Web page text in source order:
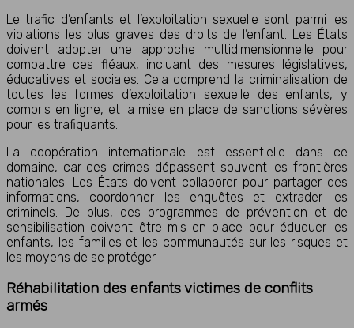
Le trafic d’enfants et l’exploitation sexuelle sont parmi les
violations les plus graves des droits de l’enfant. Les États
doivent adopter une approche multidimensionnelle pour
combattre ces fléaux, incluant des mesures législatives,
éducatives et sociales. Cela comprend la criminalisation de
toutes les formes d’exploitation sexuelle des enfants, y
compris en ligne, et la mise en place de sanctions sévères
pour les trafiquants.
La coopération internationale est essentielle dans ce
domaine, car ces crimes dépassent souvent les frontières
nationales. Les États doivent collaborer pour partager des
informations, coordonner les enquêtes et extrader les
criminels. De plus, des programmes de prévention et de
sensibilisation doivent être mis en place pour éduquer les
enfants, les familles et les communautés sur les risques et
les moyens de se protéger.
Réhabilitation des enfants victimes de conflits
armés